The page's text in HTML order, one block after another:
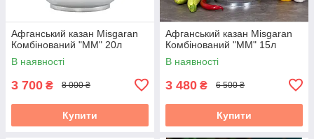
Афганський казан Misgaran
Комбінований "ММ" 20л
В наявності
3 700 ₴ 8 000 ₴
Купити
Афганський казан Misgaran
Комбінований "ММ" 15л
В наявності
3 480 ₴ 6 500 ₴
Купити